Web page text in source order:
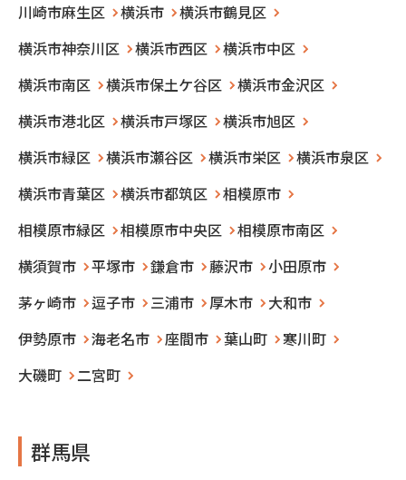
川崎市麻生区
横浜市
横浜市鶴見区
横浜市神奈川区
横浜市西区
横浜市中区
横浜市南区
横浜市保土ケ谷区
横浜市金沢区
横浜市港北区
横浜市戸塚区
横浜市旭区
横浜市緑区
横浜市瀬谷区 横浜市栄区
横浜市泉区
横浜市青葉区
横浜市都筑区
相模原市
相模原市緑区
相模原市中央区
相模原市南区
横須賀市
平塚市 鎌倉市 藤沢市
小田原市
茅ヶ崎市
逗子市 三浦市 厚木市
大和市
伊勢原市
海老名市 座間市 葉山町
寒川町
大磯町
二宮町
群馬県